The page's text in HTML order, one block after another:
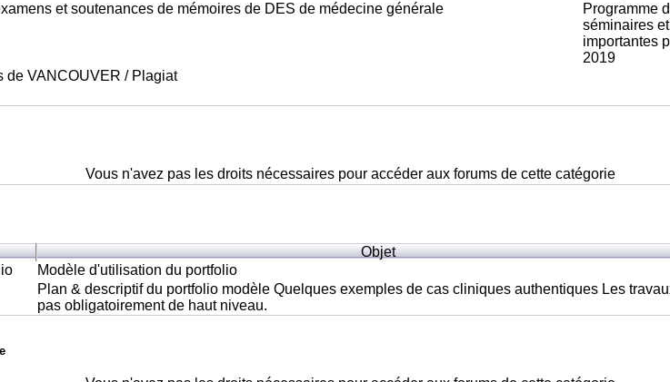
et soutenances de mémoires de DES de médecine générale
Programme
séminaires
importantes
2019
de VANCOUVER / Plagiat
Vous n'avez pas les droits nécessaires pour accéder aux forums de cette catégorie
Objet
Modèle d'utilisation du portfolio
Plan & descriptif du portfolio modèle Quelques exemples de cas cliniques authentiques Les travaux ne sont
pas obligatoirement de haut niveau.